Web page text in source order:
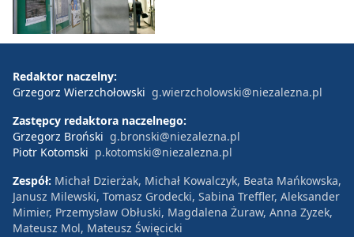
Redaktor naczelny:
Grzegorz Wierzchołowski g.wierzcholowski@niezalezna.pl
Zastępcy redaktora naczelnego:
Grzegorz Broński g.bronski@niezalezna.pl
Piotr Kotomski p.kotomski@niezalezna.pl
Zespół: Michał Dzierżak, Michał Kowalczyk, Beata Mańkowska,
Janusz Milewski, Tomasz Grodecki, Sabina Treffler, Aleksander
Mimier, Przemysław Obłuski, Magdalena Żuraw, Anna Zyzek,
Mateusz Mol, Mateusz Święcicki